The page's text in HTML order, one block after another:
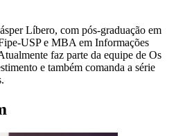
Líbero, com pós-graduação em
USP e MBA em Informações
faz parte da equipe de Os
e também comanda a série